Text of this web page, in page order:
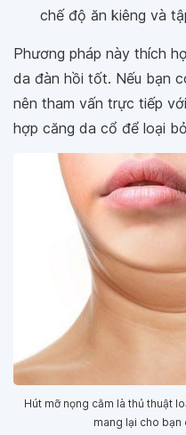
chế độ ăn kiêng và
Phương pháp này thích
da đàn hồi tốt. Nếu bạn
nên tham vấn trực tiếp
hợp căng da cổ để loại
Hút mỡ nọng cằm là thủ thuật
mang lại cho bạn